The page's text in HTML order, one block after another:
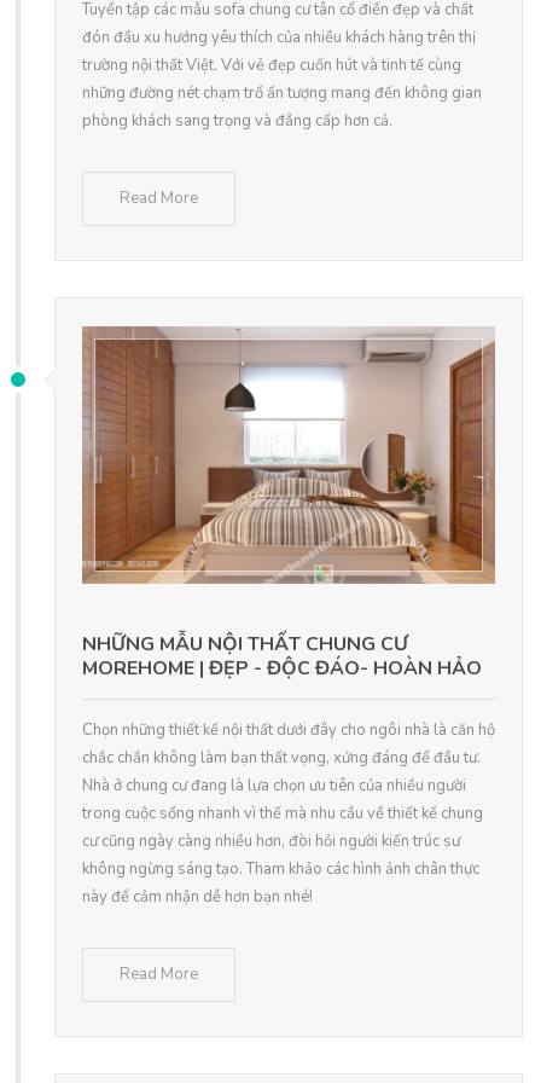
Tuyển tập các mẫu sofa chung cư tân cổ điển đẹp và chất
đón đầu xu hướng yêu thích của nhiều khách hàng trên thị
trường nội thất Việt. Với vẻ đẹp cuốn hút và tinh tế cùng
những đường nét chạm trổ ấn tượng mang đến không gian
phòng khách sang trọng và đẳng cấp hơn cả.
Read More
NHỮNG MẪU NỘI THẤT CHUNG CƯ
MOREHOME | ĐẸP - ĐỘC ĐÁO- HOÀN HẢO
Chọn những thiết kế nội thất dưới đây cho ngôi nhà là căn hộ
chắc chắn không làm bạn thất vọng, xứng đáng để đầu tư.
Nhà ở chung cư đang là lựa chọn ưu tiên của nhiều người
trong cuộc sống nhanh vì thế mà nhu cầu về thiết kế chung
cư cũng ngày càng nhiều hơn, đòi hỏi người kiến trúc sư
không ngừng sáng tạo. Tham khảo các hình ảnh chân thực
này để cảm nhận dễ hơn bạn nhé!
Read More